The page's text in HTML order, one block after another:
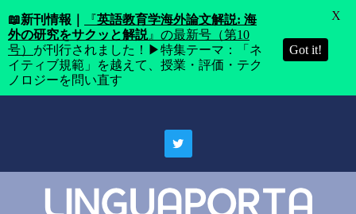
📖新刊情報｜ 『英語教育学海外論文解説: 海
外の研究をサクッと解説』の最新号（第10
号） が刊行されました！▶特集テーマ：「ネ
イティブ規範」を越えて、授業・評価・テク
ノロジーを問い直す
Got it!
X